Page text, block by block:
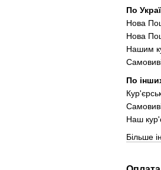
По
Нова
Нова
Нашим
По
Наш
Більше